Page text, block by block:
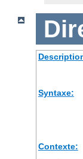
Syntaxe:
Contexte: